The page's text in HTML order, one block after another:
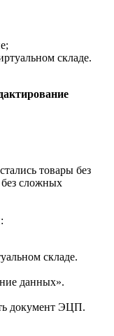
складе.
товары без
сложных
складе.
данных».
документ ЭЦП.